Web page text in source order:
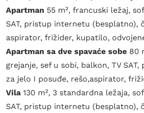
Apartman 55 m², francuski ležaj,
SAT, pristup internetu (besplatno),
aspirator, frižider, kupatilo,
Apartman sa dve spavaće sobe 80
grejanje, sef u sobi, balkon, TV
za jelo I posuđe, rešo,aspirator,
Vila 130 m², 3 standardna ležaja,
SAT, pristup internetu (besplatno),